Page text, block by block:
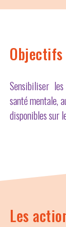
Sensibiliser
santé mentale,
disponibles
Les